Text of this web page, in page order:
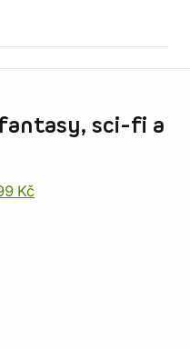
sci-fi a
Kč